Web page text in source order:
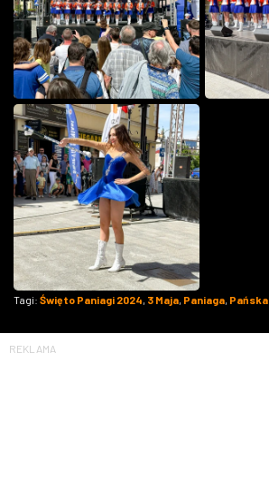
Tagi: Święto Paniagi 2024, 3 Maja, Paniaga, Pańska
REKLAMA